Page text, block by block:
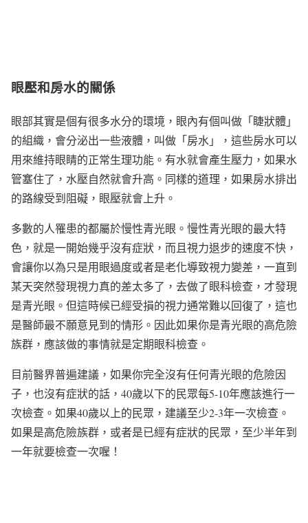
眼壓和房水的關係
眼部其實是個有很多水分的環境，眼內有個叫做「睫狀體」
的組織，會分泌出一些液體，叫做「房水」，這些房水可以
用來維持眼睛的正常生理功能。有水就會產生壓力，如果水
管塞住了，水壓自然就會升高。同樣的道理，如果房水排出
的路線受到阻礙，眼壓就會上升。
多數的人罹患的都屬於慢性青光眼。慢性青光眼的最大特
色，就是一開始幾乎沒有症狀，而且視力退步的速度不快，
會讓你以為只是用眼過度或者是老化導致視力變差，一直到
某天突然發現視力真的差太多了，去做了眼科檢查，才發現
是青光眼。但這時候已經受損的視力通常難以回復了，這也
是醫師最不願意見到的情形。因此如果你是青光眼的高危險
族群，應該做的事情就是定期眼科檢查。
目前醫界普遍建議，如果你完全沒有任何青光眼的危險因
子，也沒有症狀的話，40歲以下的民眾每5-10年應該進行一
次檢查。如果40歲以上的民眾，建議至少2-3年一次檢查。
如果是高危險族群，或者是已經有症狀的民眾，至少半年到
一年就要檢查一次喔！